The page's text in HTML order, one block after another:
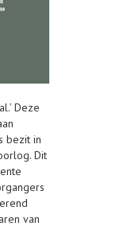
Deze
bezit in
Dit
van